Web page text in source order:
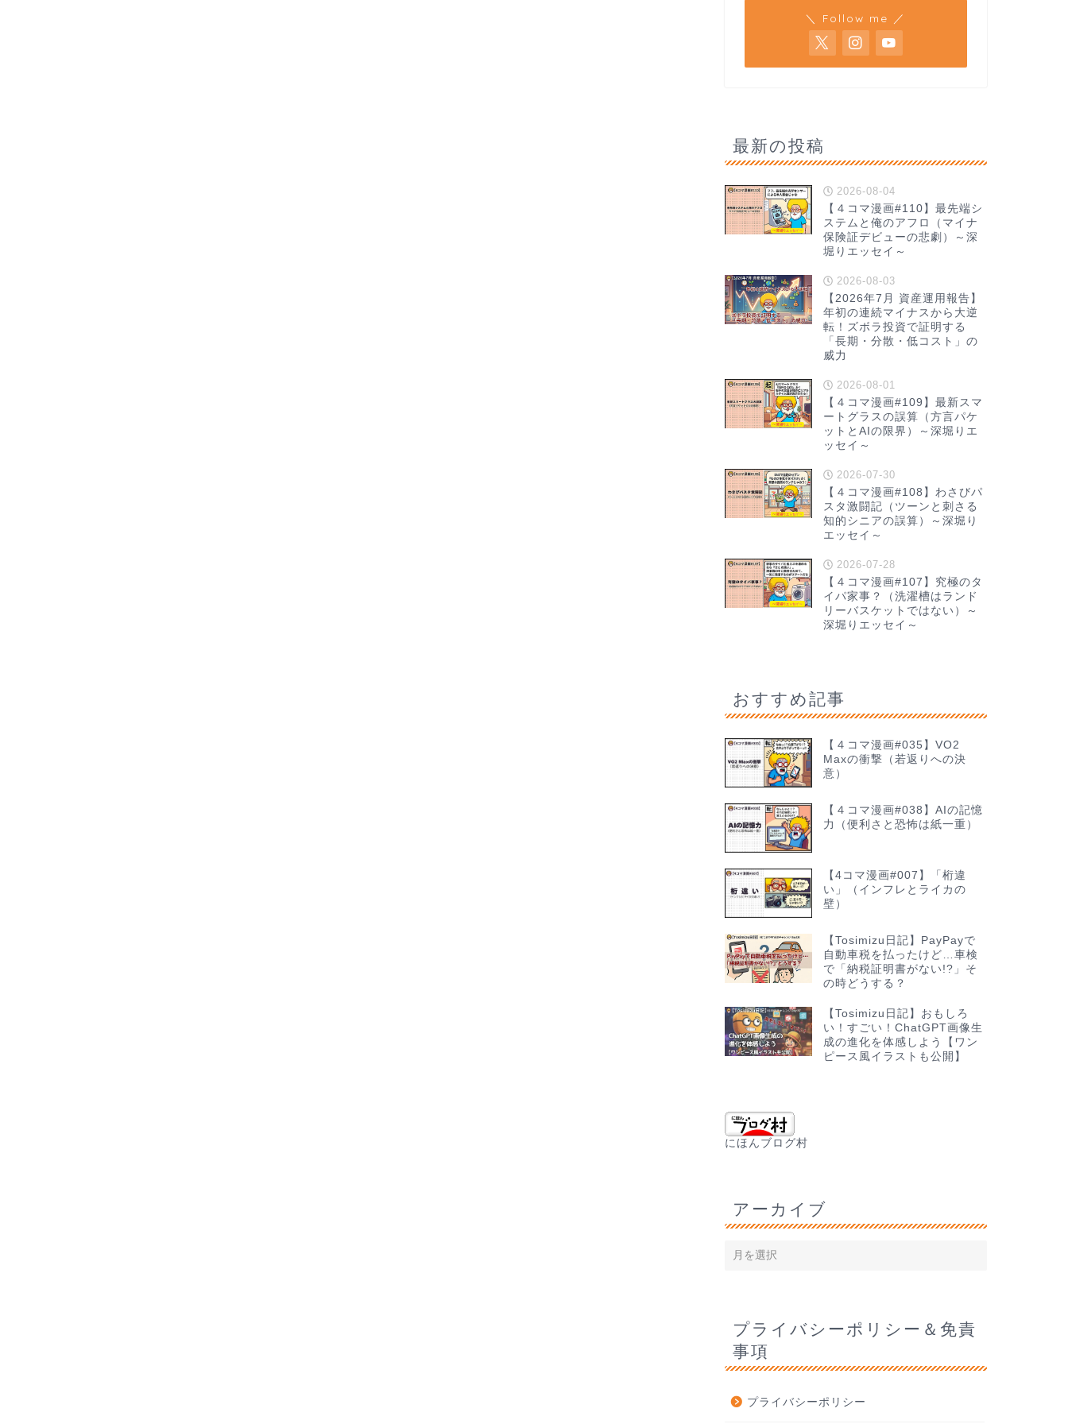
＼ Follow me ／
最新の投稿
2026-08-04
【４コマ漫画#110】最先端シ
ステムと俺のアフロ（マイナ
保険証デビューの悲劇）～深
堀りエッセイ～
2026-08-03
【2026年7月 資産運用報告】
年初の連続マイナスから大逆
転！ズボラ投資で証明する
「長期・分散・低コスト」の
威力
2026-08-01
【４コマ漫画#109】最新スマ
ートグラスの誤算（方言パケ
ットとAIの限界）～深堀りエ
ッセイ～
2026-07-30
【４コマ漫画#108】わさびパ
スタ激闘記（ツーンと刺さる
知的シニアの誤算）～深堀り
エッセイ～
2026-07-28
【４コマ漫画#107】究極のタ
イパ家事？（洗濯槽はランド
リーバスケットではない）～
深堀りエッセイ～
おすすめ記事
【４コマ漫画#035】VO2
Maxの衝撃（若返りへの決
意）
【４コマ漫画#038】AIの記憶
力（便利さと恐怖は紙一重）
【4コマ漫画#007】「桁違
い」（インフレとライカの
壁）
【Tosimizu日記】PayPayで
自動車税を払ったけど…車検
で「納税証明書がない!?」そ
の時どうする？
【Tosimizu日記】おもしろ
い！すごい！ChatGPT画像生
成の進化を体感しよう【ワン
ピース風イラストも公開】
にほんブログ村
アーカイブ
プライバシーポリシー＆免責
事項
プライバシーポリシー